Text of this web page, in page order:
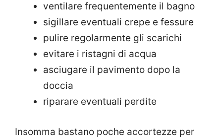
ventilare frequentemente il bagno
sigillare eventuali crepe e fessure
pulire regolarmente gli scarichi
evitare i ristagni di acqua
asciugare il pavimento dopo la
doccia
riparare eventuali perdite
Insomma bastano poche accortezze per